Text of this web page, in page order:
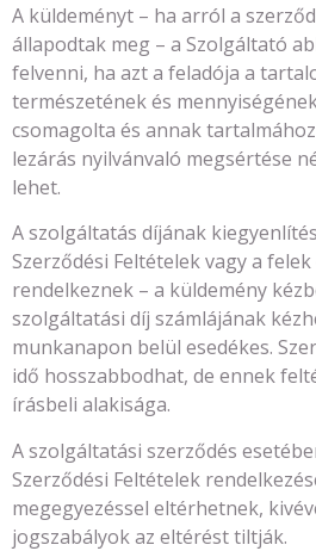
A küldeményt – ha arról a
állapodtak meg – a Szolgáltató
felvenni, ha azt a feladója a
természetének és
csomagolta és annak
lezárás nyilvánvaló megsértése
lehet.
A szolgáltatás díjának
Szerződési Feltételek vagy a
rendelkeznek – a küldemény
szolgáltatási díj számlájának
munkanapon belül esedékes.
idő hosszabbodhat, de ennek
írásbeli alakisága.
A szolgáltatási szerződés
Szerződési Feltételek
megegyezéssel eltérhetnek,
jogszabályok az eltérést tiltják.